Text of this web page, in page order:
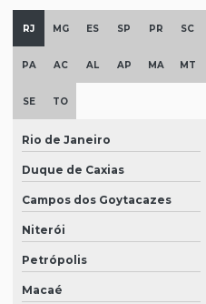
RJ MG ES SP PR SC
PA AC AL AP MA MT
SE TO
Rio de Janeiro
Duque de Caxias
Campos dos Goytacazes
Niterói
Petrópolis
Macaé